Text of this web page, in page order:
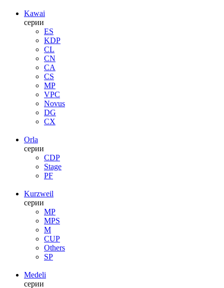
Kawai
серии
ES
KDP
CL
CN
CA
CS
MP
VPC
Novus
DG
CX
Orla
серии
CDP
Stage
PF
Kurzweil
серии
MP
MPS
M
CUP
Others
SP
Medeli
серии